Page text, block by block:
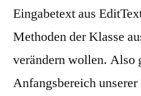
Eingabetext aus
Methoden der Klasse
verändern wollen. Also
Anfangsbereich